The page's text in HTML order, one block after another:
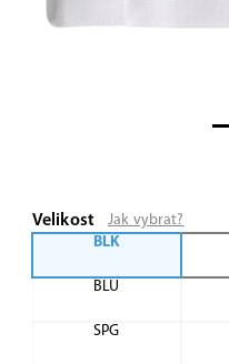
Velikost
Jak vybrat?
BLK
BLU
SPG